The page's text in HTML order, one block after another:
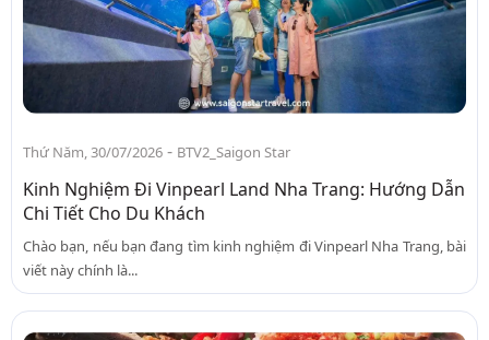
Thứ Năm, 30/07/2026 - BTV2_Saigon Star
Kinh Nghiệm Đi Vinpearl Land Nha Trang: Hướng Dẫn
Chi Tiết Cho Du Khách
Chào bạn, nếu bạn đang tìm kinh nghiệm đi Vinpearl Nha Trang, bài
viết này chính là...